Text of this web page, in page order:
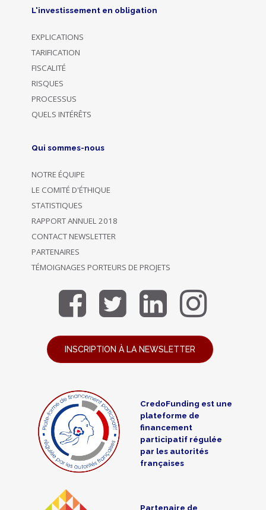
L'investissement en obligation
EXPLICATIONS
TARIFICATION
FISCALITÉ
RISQUES
PROCESSUS
QUELS INTÉRÊTS
Qui sommes-nous
NOTRE ÉQUIPE
LE COMITÉ D'ÉTHIQUE
STATISTIQUES
RAPPORT ANNUEL 2018
CONTACT NEWSLETTER
PARTENAIRES
TÉMOIGNAGES PORTEURS DE PROJETS
INSCRIPTION À LA NEWSLETTER
CredoFunding est une
plateforme de
financement
participatif régulée
par les autorités
françaises
Partenaire de